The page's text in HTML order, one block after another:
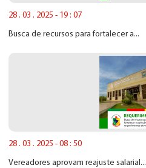
28 . 03 . 2025 - 19 : 07
Busca de recursos para fortalecer a...
28 . 03 . 2025 - 08 : 50
Vereadores aprovam reajuste salarial...